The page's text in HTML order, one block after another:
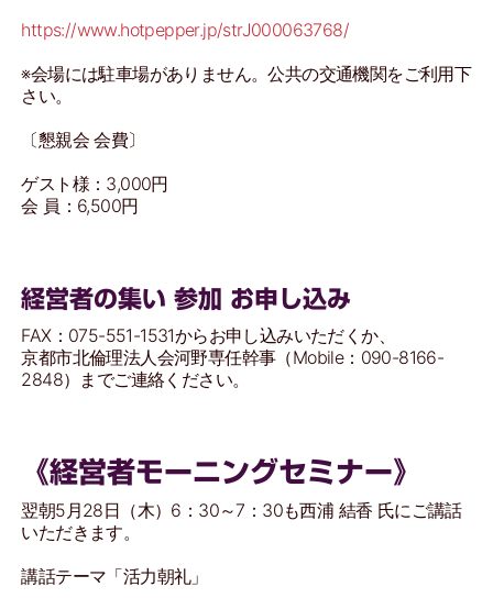
https://www.hotpepper.jp/strJ000063768/
※会場には駐車場がありません。公共の交通機関をご利用下
さい。
〔懇親会 会費〕
ゲスト様：3,000円
会 員：6,500円
経営者の集い 参加 お申し込み
FAX：075-551-1531からお申し込みいただくか、
京都市北倫理法人会河野専任幹事（Mobile：090-8166-
2848）までご連絡ください。
《経営者モーニングセミナー》
翌朝5月28日（木）6：30～7：30も西浦 結香 氏にご講話
いただきます。
講話テーマ「活力朝礼」